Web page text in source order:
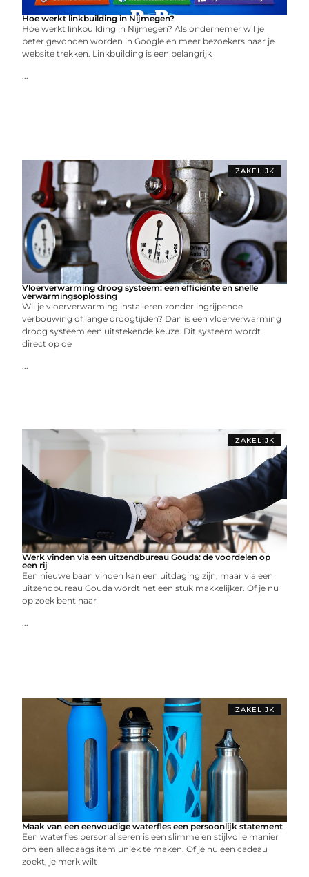
Hoe werkt linkbuilding in Nijmegen?
Hoe werkt linkbuilding in Nijmegen? Als ondernemer wil je
beter gevonden worden in Google en meer bezoekers naar je
website trekken. Linkbuilding is een belangrijk
...
ZAKELIJK
Vloerverwarming droog systeem: een efficiënte en snelle
verwarmingsoplossing
Wil je vloerverwarming installeren zonder ingrijpende
verbouwing of lange droogtijden? Dan is een vloerverwarming
droog systeem een uitstekende keuze. Dit systeem wordt
direct op de
...
ZAKELIJK
Werk vinden via een uitzendbureau Gouda: de voordelen op
een rij
Een nieuwe baan vinden kan een uitdaging zijn, maar via een
uitzendbureau Gouda wordt het een stuk makkelijker. Of je nu
op zoek bent naar
...
ZAKELIJK
Maak van een eenvoudige waterfles een persoonlijk statement
Een waterfles personaliseren is een slimme en stijlvolle manier
om een alledaags item uniek te maken. Of je nu een cadeau
zoekt, je merk wilt